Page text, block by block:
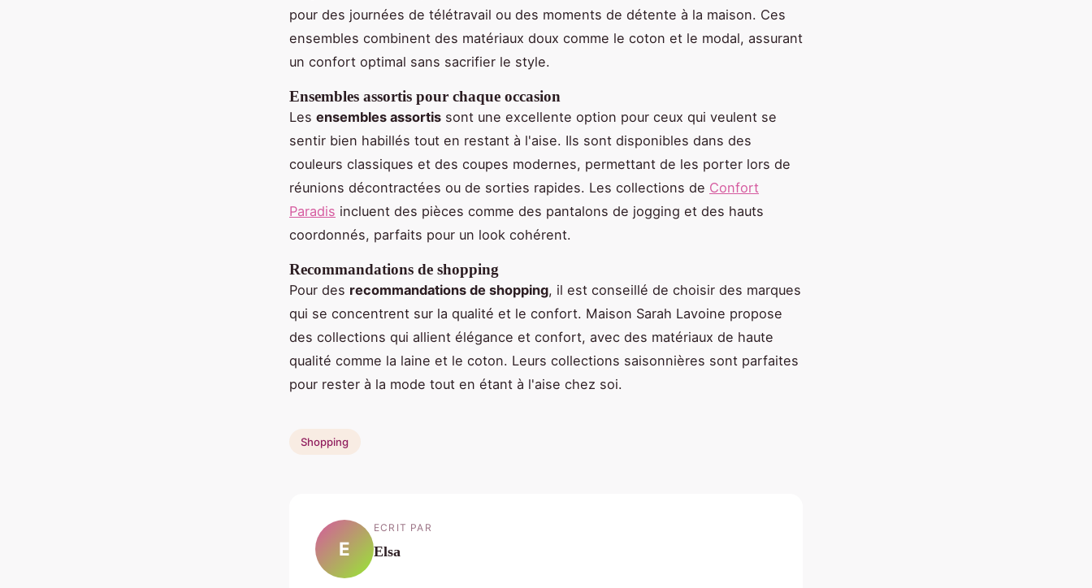
pour des journées de télétravail ou des moments de détente à la maison. Ces
ensembles combinent des matériaux doux comme le coton et le modal, assurant
un confort optimal sans sacrifier le style.
Ensembles assortis pour chaque occasion
Les ensembles assortis sont une excellente option pour ceux qui veulent se
sentir bien habillés tout en restant à l'aise. Ils sont disponibles dans des
couleurs classiques et des coupes modernes, permettant de les porter lors de
réunions décontractées ou de sorties rapides. Les collections de Confort
Paradis incluent des pièces comme des pantalons de jogging et des hauts
coordonnés, parfaits pour un look cohérent.
Recommandations de shopping
Pour des recommandations de shopping, il est conseillé de choisir des marques
qui se concentrent sur la qualité et le confort. Maison Sarah Lavoine propose
des collections qui allient élégance et confort, avec des matériaux de haute
qualité comme la laine et le coton. Leurs collections saisonnières sont parfaites
pour rester à la mode tout en étant à l'aise chez soi.
Shopping
E
ECRIT PAR
Elsa